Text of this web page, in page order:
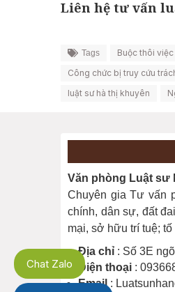
Liên hệ tư vấn
Tags Buộc thôi việc
Công chức bị truy cứu
luật sư hà thị khuyên
Văn phòng Luật sư
Chuyên gia Tư vấn
chính, dân sự, đất
mại, sở hữu trí tuệ;
Địa chỉ : Số 3E
Điện thoại :
Email :
Chat Zalo